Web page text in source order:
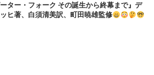
ター・フォーク その誕生から終幕まで』デ
ヒ著、白須清美訳、町田暁雄監修